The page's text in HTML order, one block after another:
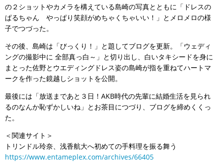
の２ショットやカメラを構えている島崎の写真とともに「ドレスの
ぱるちゃん やっぱり笑顔がめちゃくちゃいい！」とメロメロの様
子でつづった。
その後、島崎は「びっくり！」と題してブログを更新。「ウェディ
ングの撮影中に 全部真っ白～」と切り出し、白いタキシードを身に
まとった佐野とウエディングドレス姿の島崎が指を重ねてハートマ
ークを作った鏡越しショットを公開。
最後には「放送まであと３日！AKB時代の先輩に結婚生活を見られ
るのなんか恥ずかしいね」とお茶目につづり、ブログを締めくくっ
た。
＜関連サイト＞
トリンドル玲奈、浅香航大へ初めての手料理を振る舞う
https://www.entameplex.com/archives/66405